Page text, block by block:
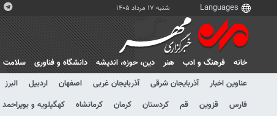
شنبه ۱۷ مرداد ۱۴۰۵
خانه فرهنگ و ادب هنر دين، حوزه، انديشه دانشگاه و فناوری سلامت
عناوین اخبار
آذربایجان شرقی آذربایجان غربی اصفهان اردبیل البرز
فارس
قزوین قم کردستان کرمان کرمانشاه کهگیلویه و بویراحمد